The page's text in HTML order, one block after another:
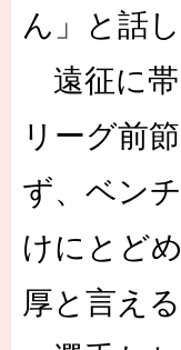
ん」と話し
遠征に帯
リーグ前
ず、ベン
けにとど
厚と言え